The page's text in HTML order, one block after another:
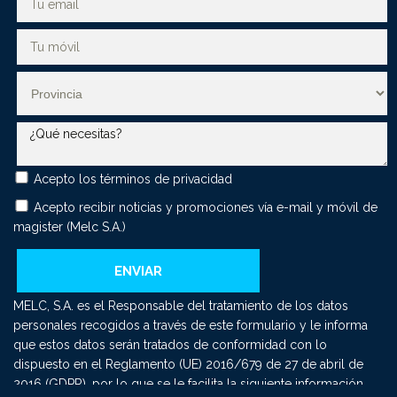
Acepto los términos de privacidad
Acepto recibir noticias y promociones vía e-mail y móvil de
magister (Melc S.A.)
MELC, S.A. es el Responsable del tratamiento de los datos
personales recogidos a través de este formulario y le informa
que estos datos serán tratados de conformidad con lo
dispuesto en el Reglamento (UE) 2016/679 de 27 de abril de
2016 (GDPR), por lo que se le facilita la siguiente información